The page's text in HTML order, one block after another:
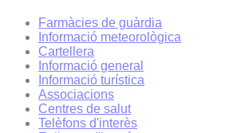
Farmàcies de guàrdia
Informació meteorològica
Cartellera
Informació general
Informació turística
Associacions
Centres de salut
Telèfons d'interès